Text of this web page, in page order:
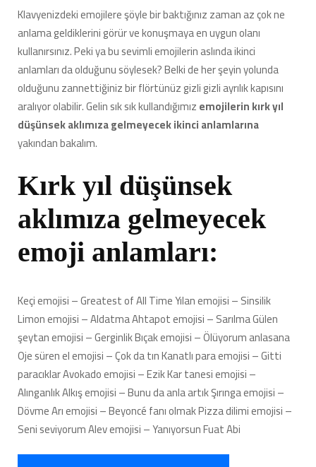
Klavyenizdeki emojilere şöyle bir baktığınız zaman az çok ne
anlama geldiklerini görür ve konuşmaya en uygun olanı
kullanırsınız. Peki ya bu sevimli emojilerin aslında ikinci
anlamları da olduğunu söylesek? Belki de her şeyin yolunda
olduğunu zannettiğiniz bir flörtünüz gizli gizli ayrılık kapısını
aralıyor olabilir. Gelin sık sık kullandığımızemojilerin kırk yıl
düşünsek aklımıza gelmeyecek ikinci anlamlarına
yakından bakalım.
Kırk yıl düşünsek
aklımıza gelmeyecek
emoji anlamları:
Keçi emojisi – Greatest of All Time Yılan emojisi – Sinsilik
Limon emojisi – Aldatma Ahtapot emojisi – Sarılma Gülen
şeytan emojisi – Gerginlik Bıçak emojisi – Ölüyorum anlasana
Oje süren el emojisi – Çok da tın Kanatlı para emojisi – Gitti
paracıklar Avokado emojisi – Ezik Kar tanesi emojisi –
Alınganlık Alkış emojisi – Bunu da anla artık Şırınga emojisi –
Dövme Arı emojisi – Beyoncé fanı olmak Pizza dilimi emojisi –
Seni seviyorum Alev emojisi – Yanıyorsun Fuat Abi